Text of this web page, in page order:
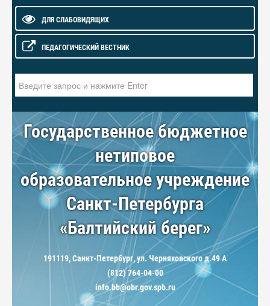
ДЛЯ СЛАБОВИДЯЩИХ
ПЕДАГОГИЧЕСКИЙ ВЕСТНИК
Государственное бюджетное
нетиповое
образовательное учреждение
Санкт-Петербурга
«Балтийский берег»
191119, Санкт-Петербург, ул. Черняховского д.49 А
(812) 764-04-00
info.bb@obr.gov.spb.ru